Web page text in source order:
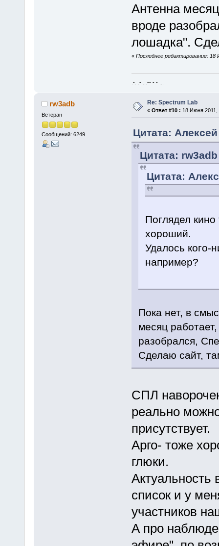
Антенна
вроде
лошадка".
« Последнее редактирование: 18
.-. .- ...-- - - ...
rw3adb
Ветеран
Сообщений: 6249
Re: Spectrum Lab
« Ответ #10 : 18 Июня 2011,
Цитата:
Цитата:
Цитата:
Поглядел
хороший.
Удалось кого-
например?
Пока нет, в
месяц
разобрался,
Сделаю сайт,
СПЛ
реально
присутствует.
Арго- тоже
глюки.
Актуальность
список и у
участников
А про